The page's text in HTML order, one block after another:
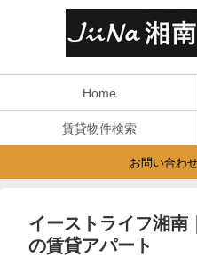
Home
賃貸物件検索
お問い合
イーストライフ湘南
の賃貸アパート